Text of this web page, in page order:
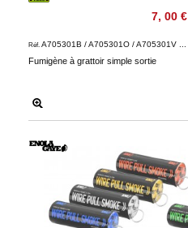
7, 00 €
Fumigène à grattoir simple sortie
Réf. A705301B / A705301O / A705301V ...